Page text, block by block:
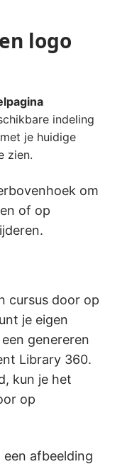
logo
indeling
je huidige
zien.
om
of op
cursus door op
je eigen
genereren
Library 360.
kun je het
op
afbeelding